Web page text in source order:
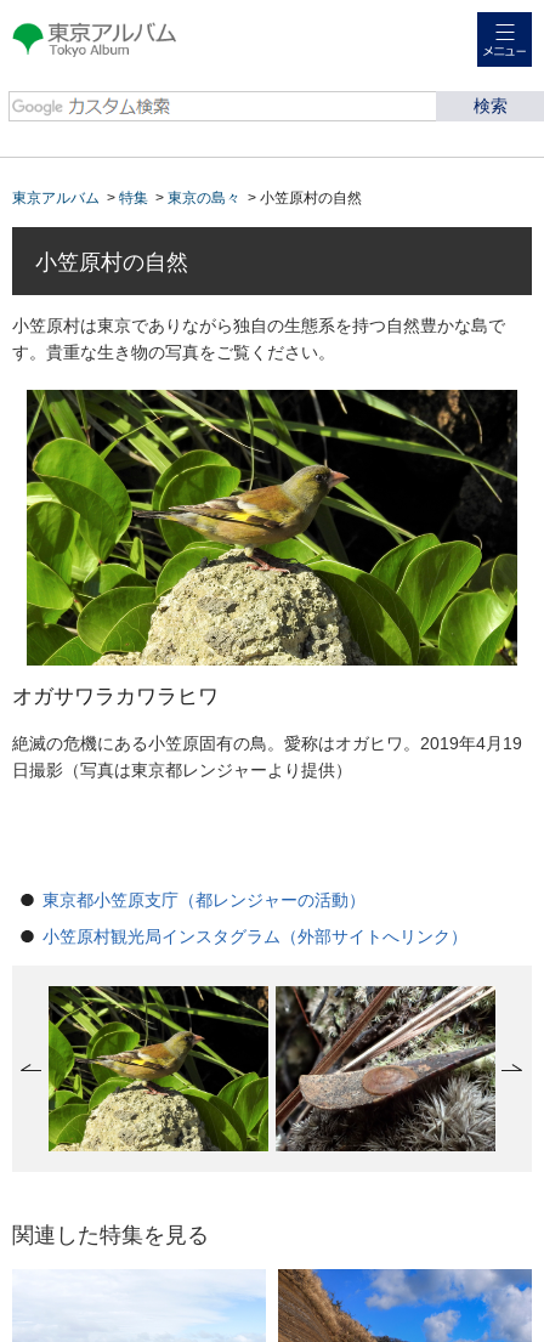
東京アルバム Tokyo
Album
東京アルバム > 特集 > 東京の島々 > 小笠原村の自然
小笠原村の自然
小笠原村は東京でありながら独自の生態系を持つ自然豊かな島で
す。貴重な生き物の写真をご覧ください。
オガサワラカワラヒワ
絶滅の危機にある小笠原固有の鳥。愛称はオガヒワ。2019年4月19
日撮影（写真は東京都レンジャーより提供）
ヘタナリエンザガイ
極薄に進化したマイマイ。兄島の落ち葉でよくみられる。小笠原マ
イマイの進化の多様性を象徴する存在。2017年6月5日撮影（写真は
オガサワラトンボ
縄張りをパトロールしている様子。今では弟島でしか確認できな
い。多くの在来生物が残っている兄島に比べ、人によって環境をか
オガサワラキイロトラカミキリ
1匹の雌を2匹の雄が取り合う様子。「ヒメフトモモ」の花が大好
き。肉食のイメージが強いカミキリムシだけど、花粉や蜜を食べて
コハクアナカタマイマイ
父島列島固有植物に登っている兄島固有マイマイ。2020年8月25日
撮影（写真は東京都レンジャーより提供）
ムコジママンネングサ
2020年に新種論文が発表され、唯一の聟島列島固有植物となった。
父島列島で見られる近縁種の「ムニンタイトゴメ」とは違い、カー
オガサワラオオコウモリの食事の様子
オガサワラオオコウモリの食事の様子。2021年8月16日撮影（写真
は東京都レンジャーより提供）
マルハチ
固有種の木性シダ「マルハチ」の名前の由来は、八の文字です。20
21年3月28日撮影（写真は東京都レンジャーより提供）
アオウミガメ
小笠原諸島は日本最大のアオウミガメの繁殖地です。（写真は小笠
原村観光局より提供）
アニジマイナゴ属sp.
謎に包まれたバッタの仲間。名前はまだない。2019年9月10日撮影
（写真は東京都レンジャーより提供）
オガサワラオカモノアラガイ
母島の雲霧林に生息する、殻が退化した不思議な姿のカタツムリで
す。（写真は小笠原村観光局より提供）
オガサワラシコウラン
小笠原固有のランの仲間。写真はオガサワラシコウランの花。2021
年7月4日撮影（写真は東京都レンジャーより提供）
オガヒワ勢ぞろい
モクマオウの枝に集まる5羽のオガサワラカワラヒワ。2021年9月24
日撮影（写真は東京都レンジャーより提供）
カツオドリのペア
母島の南部、属島に多く生息するカツオドリ。母島に近づくははじ
ま丸をお出迎えしてくれます。（写真は小笠原村観光局より提供）
ザトウクジラ
冬場に出産と子育てのために小笠原諸島に訪れます（写真は小笠原
村観光局より提供）
ハシナガイルカ
優雅に泳ぐハシナガイルカ。この日は30頭ほどの群れで現れた。20
21年10月16日撮影（写真は東京都レンジャーより提供）
ハナダカトンボ
小笠原固有のトンボ。「鼻高」という変わった特徴を持つ。2021年
7月9日撮影（写真は東京都レンジャーより提供）
ハハジマメグロとメジロ
世界で母島にしかいないハハジマメグロ。森のほか、集落の中でも
姿を見せます。（写真は小笠原村観光局より提供）
東京都小笠原支庁（都レンジャーの活動）
小笠原村観光局インスタグラム（外部サイトへリンク）
関連した特集を見る